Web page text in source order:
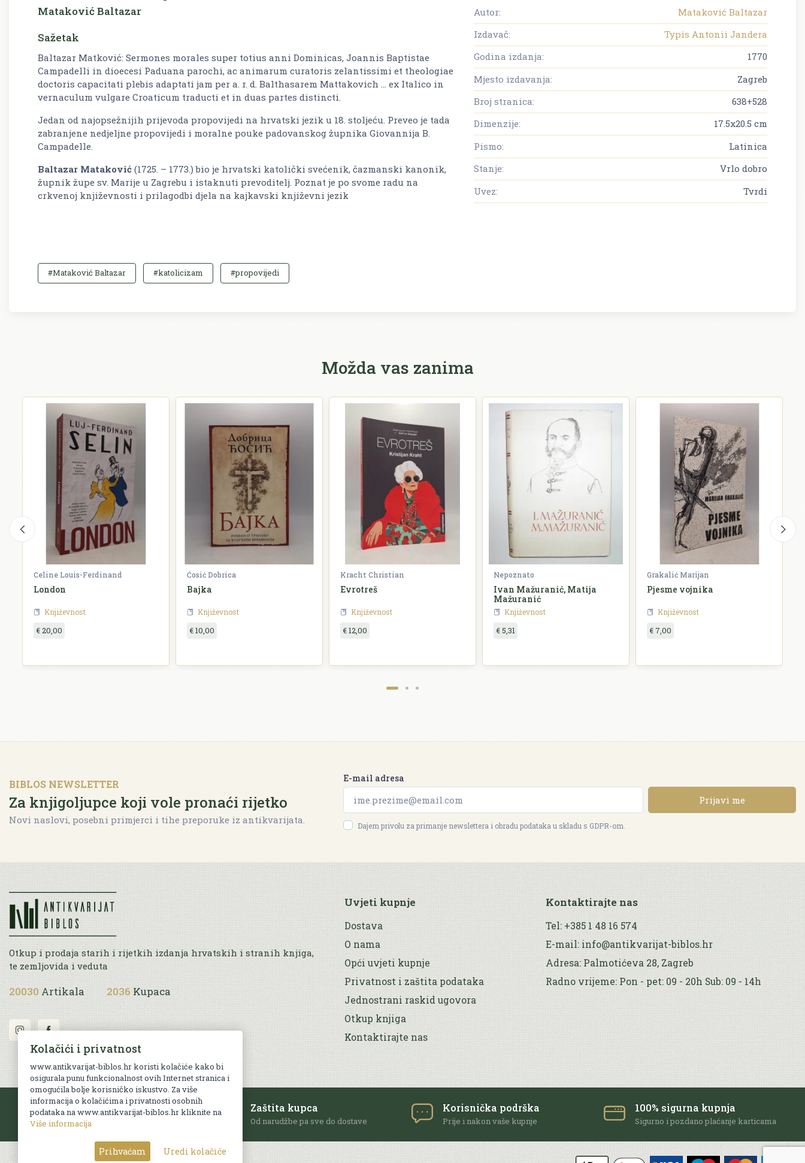
Mataković Baltazar
Sažetak
Baltazar Matković: Sermones morales super totius anni Dominicas, Joannis Baptistae
Campadelli in dioecesi Paduana parochi, ac animarum curatoris zelantissimi et theologiae
doctoris capacitati plebis adaptati jam per a. r. d. Balthasarem Mattakovich ... ex Italico in
vernaculum vulgare Croaticum traducti et in duas partes distincti.
Jedan od najopsežnijih prijevoda propovijedi na hrvatski jezik u 18. stoljeću. Preveo je tada
zabranjene nedjeljne propovijedi i moralne pouke padovanskog župnika Giovannija B.
Campadelle.
Baltazar Mataković (1725. – 1773.) bio je hrvatski katolički svećenik, čazmanski kanonik,
župnik župe sv. Marije u Zagrebu i istaknuti prevoditelj. Poznat je po svome radu na
crkvenoj književnosti i prilagodbi djela na kajkavski književni jezik
#Mataković Baltazar #katolicizam #propovijedi
Autor:
Mataković Baltazar
Izdavač:
Typis Antonii Jandera
Godina izdanja:
1770
Mjesto izdavanja:
Zagreb
Broj stranica:
638+528
Dimenzije:
17.5x20.5 cm
Pismo:
Latinica
Stanje:
Vrlo dobro
Uvez:
Tvrdi
Možda vas zanima
Celine Louis-Ferdinand
London
Književnost
€ 20,00
Ćosić Dobrica
Bajka
Književnost
€ 10,00
Kracht Christian
Evrotreš
Književnost
€ 12,00
Nepoznato
Ivan Mažuranić, Matija
Mažuranić
Književnost
€ 5,31
Grakalić Marijan
Pjesme vojnika
Književnost
€ 7,00
BIBLOS NEWSLETTER
Za knjigoljupce koji vole pronaći rijetko
Novi naslovi, posebni primjerci i tihe preporuke iz antikvarijata.
E-mail adresa
Prijavi me
Dajem privolu za primanje newslettera i obradu podataka u skladu s GDPR-om.
Otkup i prodaja starih i rijetkih izdanja hrvatskih i stranih knjiga,
te zemljovida i veduta
20030 Artikala 2036 Kupaca
Uvjeti kupnje
Dostava
O nama
Opći uvjeti kupnje
Privatnost i zaštita podataka
Jednostrani raskid ugovora
Otkup knjiga
Kontaktirajte nas
Kontaktirajte nas
Tel: +385 1 48 16 574
E-mail: info@antikvarijat-biblos.hr
Adresa: Palmotićeva 28, Zagreb
Radno vrijeme: Pon - pet: 09 - 20h Sub: 09 - 14h
Besplatna dostava
Za sve narudžbe u RH iznad 70 EUR.
Zaštita kupca
Od narudžbe pa sve do dostave
Korisnička podrška
Prije i nakon vaše kupnje
100% sigurna kupnja
Sigurno i pozdano plaćanje karticama
Kolačići i privatnost
www.antikvarijat-biblos.hr koristi kolačiće kako bi
osigurala punu funkcionalnost ovih Internet stranica i
omogućila bolje korisničko iskustvo. Za više
informacija o kolačićima i privatnosti osobnih
podataka na www.antikvarijat-biblos.hr kliknite na
Više informacija
Prihvaćam Uredi kolačiće